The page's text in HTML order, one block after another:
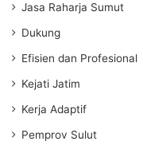
Jasa Raharja Sumut
Dukung
Efisien dan Profesional
Kejati Jatim
Kerja Adaptif
Pemprov Sulut